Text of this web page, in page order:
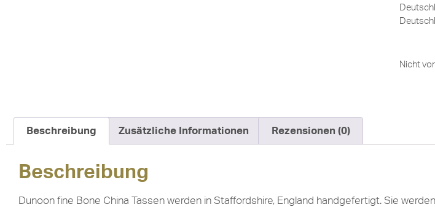
Nicht
Beschreibung Zusätzliche Informationen Rezensionen (0)
Beschreibung
Dunoon fine Bone China Tassen werden in Staffordshire, England handgefertigt. Sie